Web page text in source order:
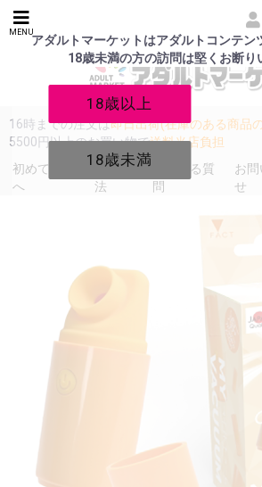
アダルトマーケットはアダルトコンテン
18歳未満の方の訪問は堅くお断り
18歳以上
18歳未満
MENU
16時までの注文は即日出荷(在庫のある商品
5500円以上のお買い物で送料当店負担
初めての方
へ
発送方
法
よくある質
問
お
せ